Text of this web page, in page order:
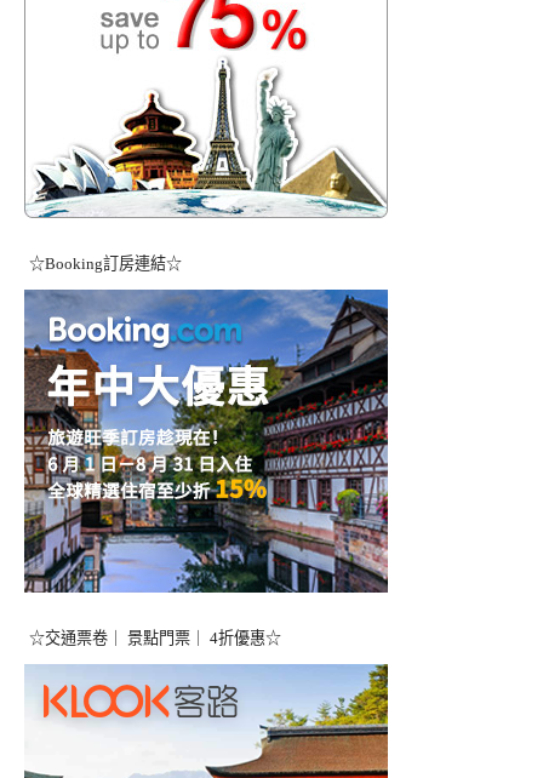
☆Booking訂房連結☆
☆交通票卷｜ 景點門票｜ 4折優惠☆